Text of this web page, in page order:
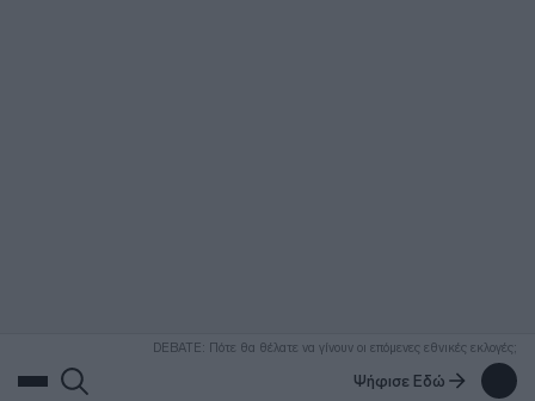
DEBATE: Πότε θα θέλατε να γίνουν οι επόμενες εθνικές εκλογές;
Ψήφισε Εδώ